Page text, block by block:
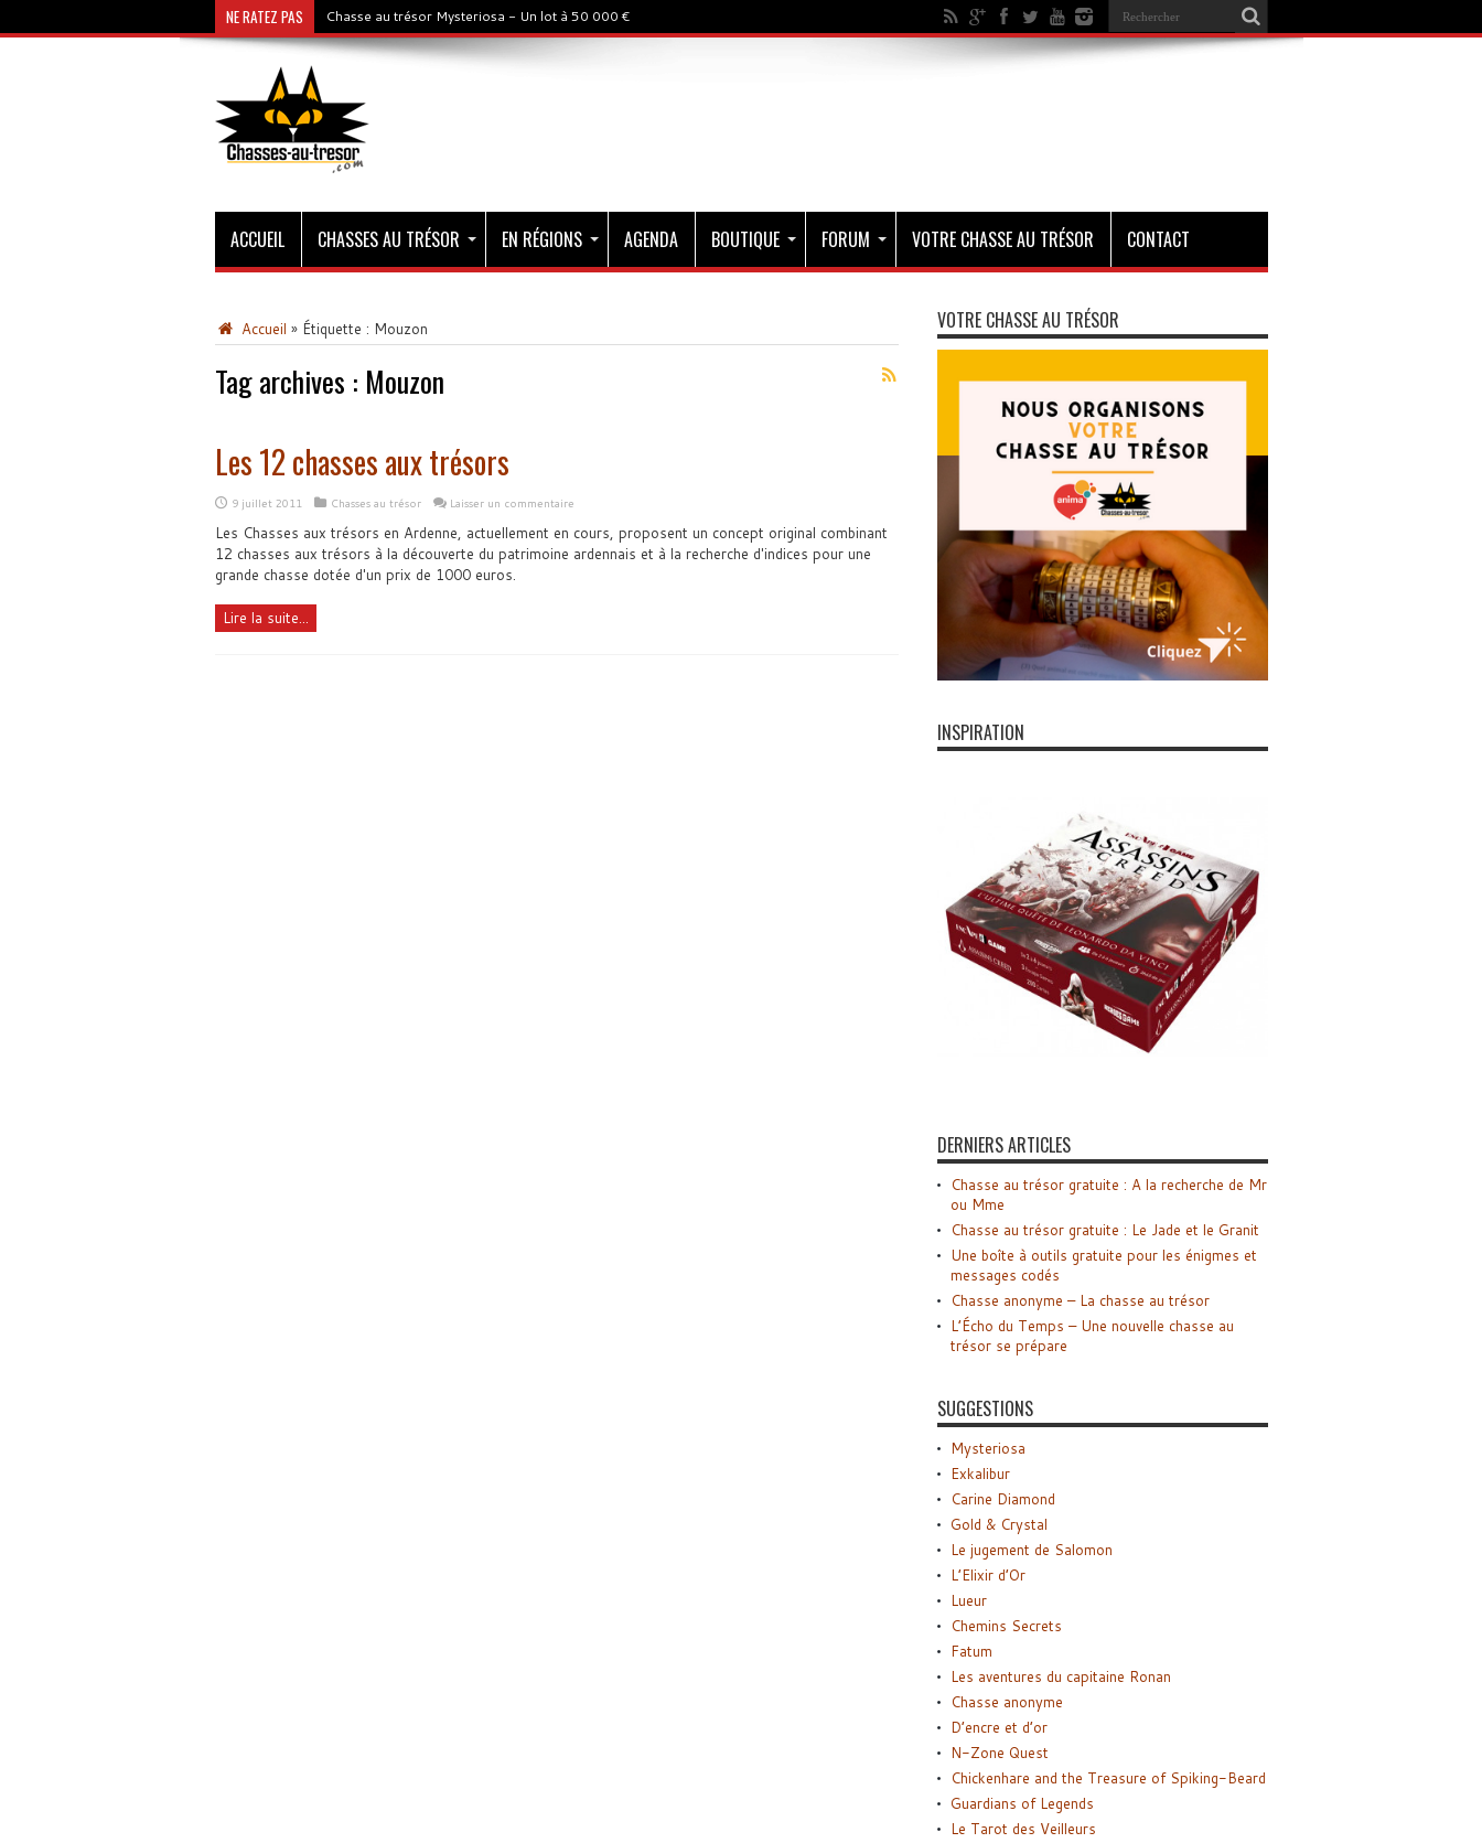
NE RATEZ PAS Chasse au trésor Mysteriosa - Un lot à 50 000 €
ACCUEIL CHASSES AU TRÉSOR EN RÉGIONS AGENDA BOUTIQUE FORUM VOTRE CHASSE AU TRÉSOR CONTACT
Accueil » Étiquette : Mouzon
Tag archives : Mouzon
Les 12 chasses aux trésors
9 juillet 2011 Chasses au trésor Laisser un commentaire
Les Chasses aux trésors en Ardenne, actuellement en cours, proposent un concept original combinant
12 chasses aux trésors à la découverte du patrimoine ardennais et à la recherche d'indices pour une
grande chasse dotée d'un prix de 1000 euros.
Lire la suite...
VOTRE CHASSE AU TRÉSOR
INSPIRATION
DERNIERS ARTICLES
Chasse au trésor gratuite : A la recherche de Mr
ou Mme
Chasse au trésor gratuite : Le Jade et le Granit
Une boîte à outils gratuite pour les énigmes et
messages codés
Chasse anonyme – La chasse au trésor
L’Écho du Temps – Une nouvelle chasse au
trésor se prépare
SUGGESTIONS
Mysteriosa
Exkalibur
Carine Diamond
Gold & Crystal
Le jugement de Salomon
L’Elixir d’Or
Lueur
Chemins Secrets
Fatum
Les aventures du capitaine Ronan
Chasse anonyme
D’encre et d’or
N-Zone Quest
Chickenhare and the Treasure of Spiking-Beard
Guardians of Legends
Le Tarot des Veilleurs